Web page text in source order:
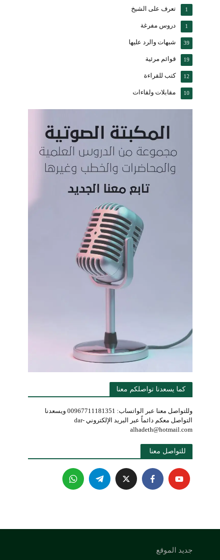
تعرف على الشيخ 1
دروس مفرغة 1
شبهات والرد عليها 39
قوائم مرئية 19
كتب للقراءة 12
مقابلات ولقاءات 10
كما يسعدنا تواصلكم معنا
وللتواصل معنا عبر الواتساب: 00967711181351 ويسعدنا
التواصل معكم دائماً عبر البريد الإلكتروني dar-
alhadeth@hotmail.com
للتواصل معنا
جديد الموقع